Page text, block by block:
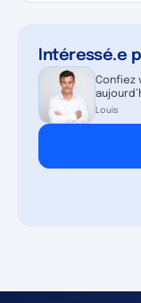
Intéressé.e
Confiez
Louis